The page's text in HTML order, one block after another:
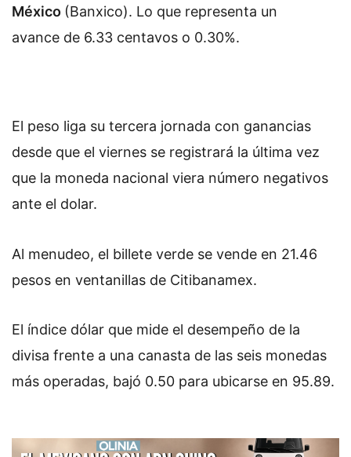
México (Banxico). Lo que representa un
avance de 6.33 centavos o 0.30%.
El peso liga su tercera jornada con ganancias
desde que el viernes se registrará la última vez
que la moneda nacional viera número negativos
ante el dolar.
Al menudeo, el billete verde se vende en 21.46
pesos en ventanillas de Citibanamex.
El índice dólar que mide el desempeño de la
divisa frente a una canasta de las seis monedas
más operadas, bajó 0.50 para ubicarse en 95.89.